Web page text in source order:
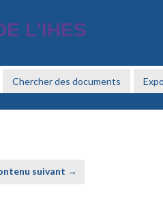
Chercher des documents
suivant →